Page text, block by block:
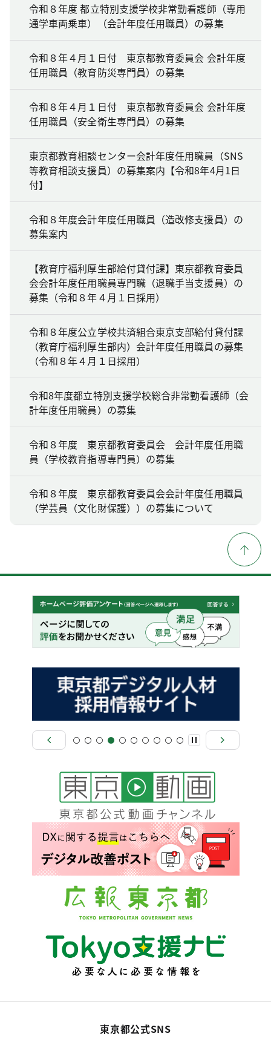
令和８年度 都立特別支援学校非常勤看護師（専用
通学車両乗車）（会計年度任用職員）の募集
令和８年４月１日付 東京都教育委員会 会計年度
任用職員（教育防災専門員）の募集
令和８年４月１日付 東京都教育委員会 会計年度
任用職員（安全衛生専門員）の募集
東京都教育相談センター会計年度任用職員（SNS
等教育相談支援員）の募集案内【令和8年4月1日
付】
令和８年度会計年度任用職員（造改修支援員）の
募集案内
【教育庁福利厚生部給付貸付課】東京都教育委員
会会計年度任用職員専門職（退職手当支援員）の
募集（令和８年４月１日採用）
令和８年度公立学校共済組合東京支部給付貸付課
（教育庁福利厚生部内）会計年度任用職員の募集
（令和８年４月１日採用）
令和8年度都立特別支援学校総合非常勤看護師（会
計年度任用職員）の募集
令和８年度 東京都教育委員会 会計年度任用職
員（学校教育指導専門員）の募集
令和８年度 東京都教育委員会会計年度任用職員
（学芸員（文化財保護））の募集について
東京都公式SNS